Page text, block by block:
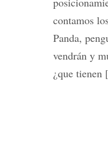
contamos
Panda,
vendrán y
¿que